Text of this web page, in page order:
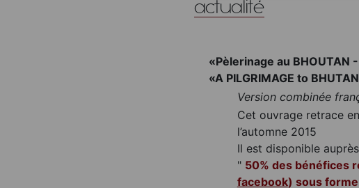
actualité
«Pèlerinage au BHOUTAN
«A PILGRIMAGE to
Version combinée
Cet ouvrage retrace
l’automne 2015
Il est disponible
" 50% des bénéfices
facebook) sous